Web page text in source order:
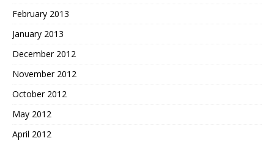
February 2013
January 2013
December 2012
November 2012
October 2012
May 2012
April 2012